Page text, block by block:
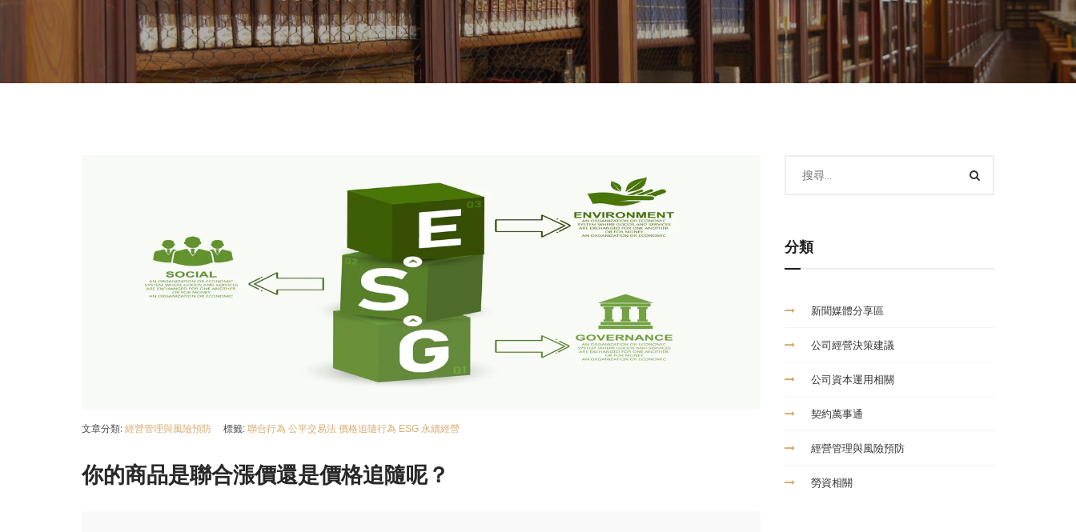
文章分類: 經營管理與風險預防 標籤: 聯合行為 公平交易法 價格追隨行為 ESG 永續經營
你的商品是聯合漲價還是價格追隨呢？
分類
新聞媒體分享區
公司經營決策建議
公司資本運用相關
契約萬事通
經營管理與風險預防
勞資相關